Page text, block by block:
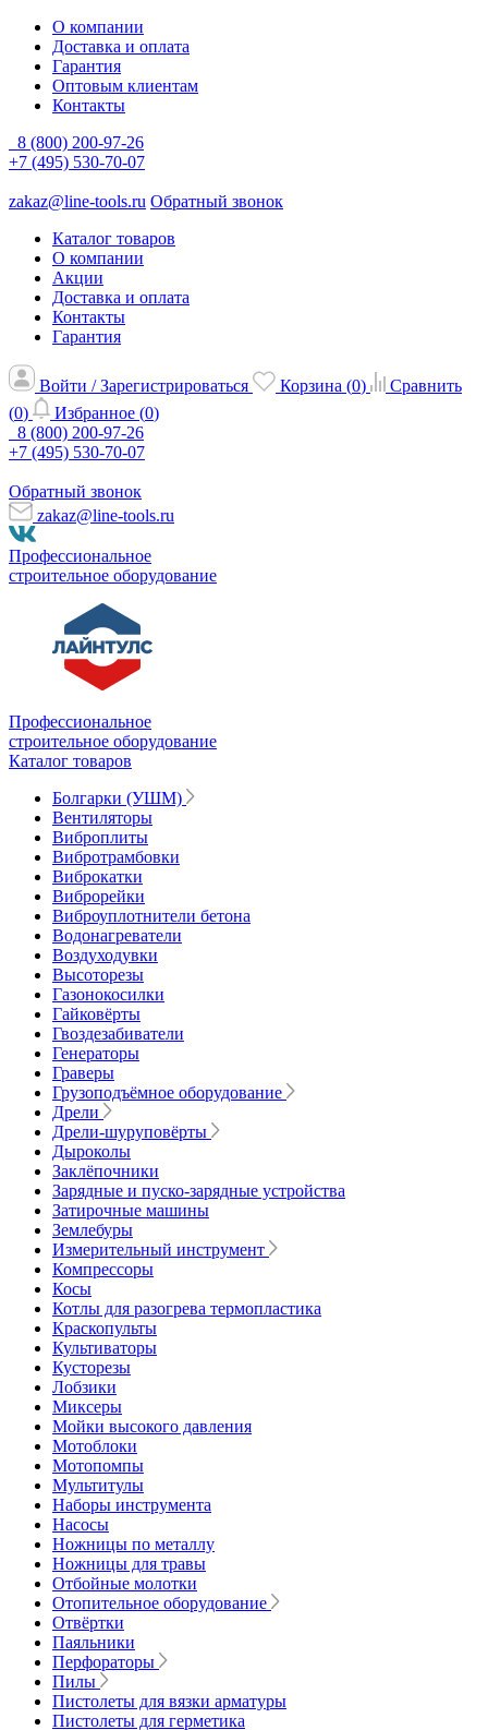
О компании
Доставка и оплата
Гарантия
Оптовым клиентам
Контакты
8 (800) 200-97-26
+7 (495) 530-70-07
zakaz@line-tools.ru Обратный звонок
Каталог товаров
О компании
Акции
Доставка и оплата
Контакты
Гарантия
Войти / Зарегистрироваться Корзина (0)
Сравнить
(0) Избранное (0)
8 (800) 200-97-26
+7 (495) 530-70-07
Обратный звонок
zakaz@line-tools.ru
Профессиональное
строительное оборудование
Профессиональное
строительное оборудование
Каталог товаров
Болгарки (УШМ)
Вентиляторы
Виброплиты
Вибротрамбовки
Виброкатки
Виброрейки
Виброуплотнители бетона
Водонагреватели
Воздуходувки
Высоторезы
Газонокосилки
Гайковёрты
Гвоздезабиватели
Генераторы
Граверы
Грузоподъёмное оборудование
Дрели
Дрели-шуруповёрты
Дыроколы
Заклёпочники
Зарядные и пуско-зарядные устройства
Затирочные машины
Землебуры
Измерительный инструмент
Компрессоры
Косы
Котлы для разогрева термопластика
Краскопульты
Культиваторы
Кусторезы
Лобзики
Миксеры
Мойки высокого давления
Мотоблоки
Мотопомпы
Мультитулы
Наборы инструмента
Насосы
Ножницы по металлу
Ножницы для травы
Отбойные молотки
Отопительное оборудование
Отвёртки
Паяльники
Перфораторы
Пилы
Пистолеты для вязки арматуры
Пистолеты для герметика